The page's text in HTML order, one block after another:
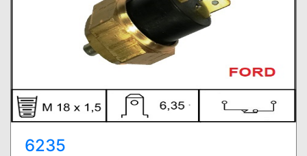
6235